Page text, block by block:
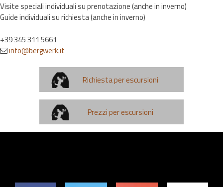
Visite speciali individuali su prenotazione (anche in inverno)
Guide individuali su richiesta (anche in inverno)
+39 345 311 5661
info@bergwerk.it
Richiesta per escursioni
Prezzi per escursioni